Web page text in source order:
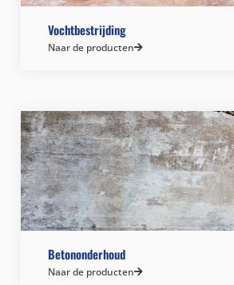
Vochtbestrijding
Naar de producten
Betononderhoud
Naar de producten